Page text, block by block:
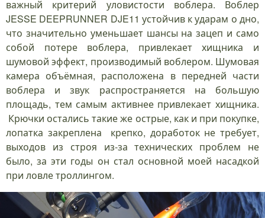
важный критерий уловистости воблера. Воблер
JESSE DEEPRUNNER DJE11 устойчив к ударам о дно,
что значительно уменьшает шансы на зацеп и само
собой потере воблера, привлекает хищника и
шумовой эффект, производимый воблером. Шумовая
камера объёмная, расположена в передней части
воблера и звук распространяется на большую
площадь, тем самым активнее привлекает хищника.
Крючки остались такие же острые, как и при покупке,
лопатка закреплена крепко, доработок не требует,
выходов из строя из-за технических проблем не
было, за эти годы он стал основной моей насадкой
при ловле троллингом.